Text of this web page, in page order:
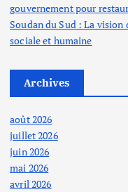
gouvernement pour
Soudan du Sud : La
sociale et humaine
Archives
août 2026
juillet 2026
juin 2026
mai 2026
avril 2026